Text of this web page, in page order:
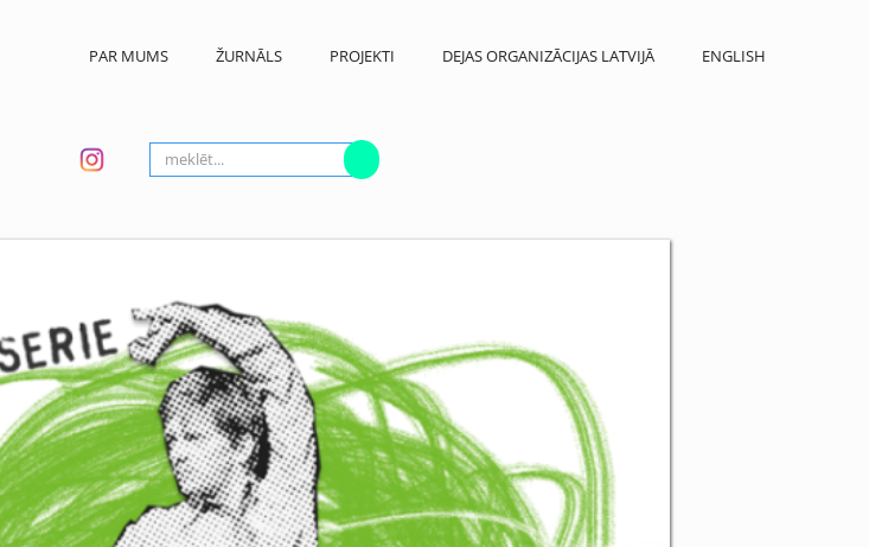
PAR MUMS ŽURNĀLS PROJEKTI DEJAS ORGANIZĀCIJAS LATVIJĀ ENGLISH